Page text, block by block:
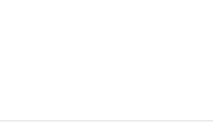
Nannetti